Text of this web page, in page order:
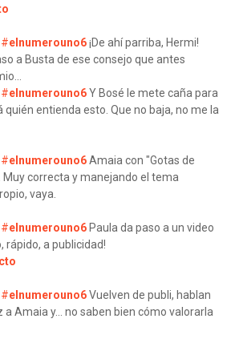
#elnumerouno6¡De ahí parriba, Hermi!
a Busta de ese consejo que antes
#elnumerouno6Y Bosé le mete caña para
quién entienda esto. Que no baja, no me la
#elnumerouno6Amaia con "Gotas de
Muy correcta y manejando el tema
vaya.
#elnumerouno6 Paula da paso a un video
rápido, a publicidad!
#elnumerouno6Vuelven de publi, hablan
a Amaia y... no saben bien cómo valorarla